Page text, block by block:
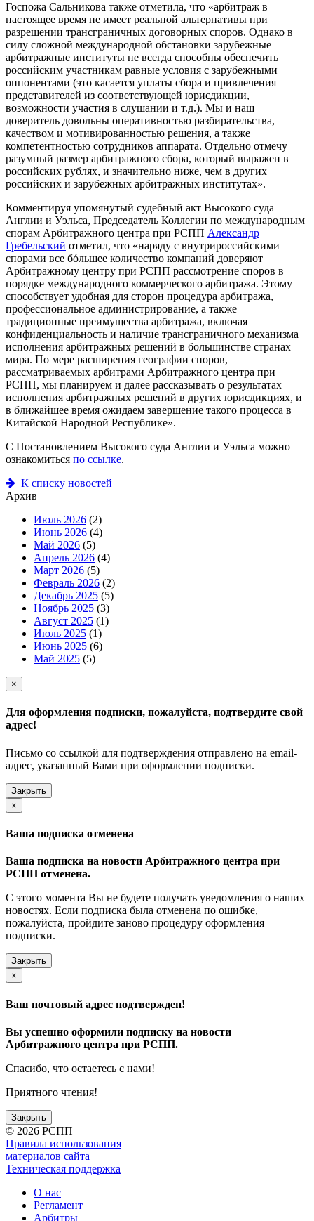
Госпожа Сальникова также отметила, что «арбитраж в
настоящее время не имеет реальной альтернативы при
разрешении трансграничных договорных споров. Однако в
силу сложной международной обстановки зарубежные
арбитражные институты не всегда способны обеспечить
российским участникам равные условия с зарубежными
оппонентами (это касается уплаты сбора и привлечения
представителей из соответствующей юрисдикции,
возможности участия в слушании и т.д.). Мы и наш
доверитель довольны оперативностью разбирательства,
качеством и мотивированностью решения, а также
компетентностью сотрудников аппарата. Отдельно отмечу
разумный размер арбитражного сбора, который выражен в
российских рублях, и значительно ниже, чем в других
российских и зарубежных арбитражных институтах».
Комментируя упомянутый судебный акт Высокого суда
Англии и Уэльса, Председатель Коллегии по международным
спорам Арбитражного центра при РСПП Александр
Гребельский отметил, что «наряду с внутрироссийскими
спорами все бóльшее количество компаний доверяют
Арбитражному центру при РСПП рассмотрение споров в
порядке международного коммерческого арбитража. Этому
способствует удобная для сторон процедура арбитража,
профессиональное администрирование, а также
традиционные преимущества арбитража, включая
конфиденциальность и наличие трансграничного механизма
исполнения арбитражных решений в большинстве странах
мира. По мере расширения географии споров,
рассматриваемых арбитрами Арбитражного центра при
РСПП, мы планируем и далее рассказывать о результатах
исполнения арбитражных решений в других юрисдикциях, и
в ближайшее время ожидаем завершение такого процесса в
Китайской Народной Республике».
С Постановлением Высокого суда Англии и Уэльса можно
ознакомиться по ссылке.
К списку новостей
Архив
Июль 2026 (2)
Июнь 2026 (4)
Май 2026 (5)
Апрель 2026 (4)
Март 2026 (5)
Февраль 2026 (2)
Декабрь 2025 (5)
Ноябрь 2025 (3)
Август 2025 (1)
Июль 2025 (1)
Июнь 2025 (6)
Май 2025 (5)
×
Для оформления подписки, пожалуйста, подтвердите свой
адрес!
Письмо со ссылкой для подтверждения отправлено на email-
адрес, указанный Вами при оформлении подписки.
Закрыть
×
Ваша подписка отменена
Ваша подписка на новости Арбитражного центра при
РСПП отменена.
С этого момента Вы не будете получать уведомления о наших
новостях. Если подписка была отменена по ошибке,
пожалуйста, пройдите заново процедуру оформления
подписки.
Закрыть
×
Ваш почтовый адрес подтвержден!
Вы успешно оформили подписку на новости
Арбитражного центра при РСПП.
Спасибо, что остаетесь с нами!
Приятного чтения!
Закрыть
© 2026 РСПП
Правила использования
материалов сайта
Техническая поддержка
О нас
Регламент
Арбитры